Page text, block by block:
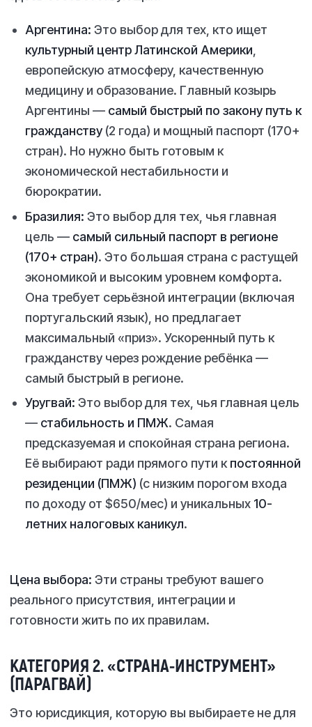
Аргентина: Это выбор для тех, кто ищет
культурный центр Латинской Америки,
европейскую атмосферу, качественную
медицину и образование. Главный козырь
Аргентины — самый быстрый по закону путь к
гражданству(2 года) и мощный паспорт (170+
стран). Но нужно быть готовым к
экономической нестабильности и
бюрократии.
Бразилия: Это выбор для тех, чья главная
цель — самый сильный паспорт в регионе
(170+ стран). Это большая страна с растущей
экономикой и высоким уровнем комфорта.
Она требует серьёзной интеграции (включая
португальский язык), но предлагает
максимальный «приз». Ускоренный путь к
гражданству через рождение ребёнка —
самый быстрый в регионе.
Уругвай: Это выбор для тех, чья главная цель
— стабильность и ПМЖ. Самая
предсказуемая и спокойная страна региона.
Её выбирают ради прямого пути кпостоянной
резиденции (ПМЖ) (с низким порогом входа
по доходу от $650/мес) и уникальных 10-
летних налоговых каникул.
Цена выбора: Эти страны требуют вашего
реального присутствия, интеграции и
готовности жить по их правилам.
КАТЕГОРИЯ 2. «СТРАНА-ИНСТРУМЕНТ»
(ПАРАГВАЙ)
Это юрисдикция, которую вы выбираете не для